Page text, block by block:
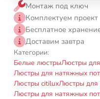
Монтаж под ключ
Комплектуем проект
Бесплатное
Доставим завтра
Категории:
Белые люстрыЛюстры
Люстры для натяжных
Люстры citiluxЛюстры для
Люстры для натяжных